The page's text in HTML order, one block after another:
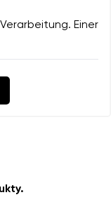
Einer